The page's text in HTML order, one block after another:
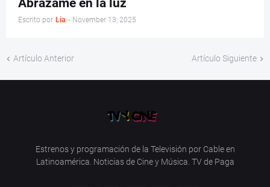
Abrázame en la luz
Escrito por Lia - November 13, 2025
Artículo Anterior Artículo Siguiente
Estrenos y programación de la Televisión por Cable en
Latinoamérica. Noticias de Cine y Música. TV de Paga